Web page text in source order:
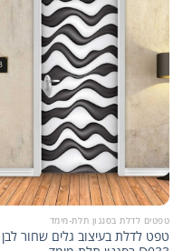
טפטים לדלת בסגנון תלת-מימד
טפט לדלת בעיצוב גלים שחור לבן